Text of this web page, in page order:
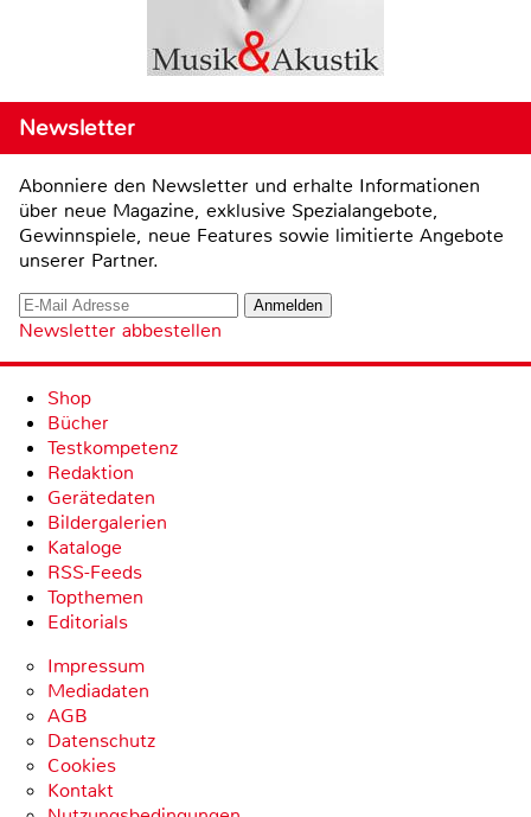
Newsletter
Abonniere den Newsletter und erhalte Informationen
über neue Magazine, exklusive Spezialangebote,
Gewinnspiele, neue Features sowie limitierte Angebote
unserer Partner.
Newsletter abbestellen
Shop
Bücher
Testkompetenz
Redaktion
Gerätedaten
Bildergalerien
Kataloge
RSS-Feeds
Topthemen
Editorials
Impressum
Mediadaten
AGB
Datenschutz
Cookies
Kontakt